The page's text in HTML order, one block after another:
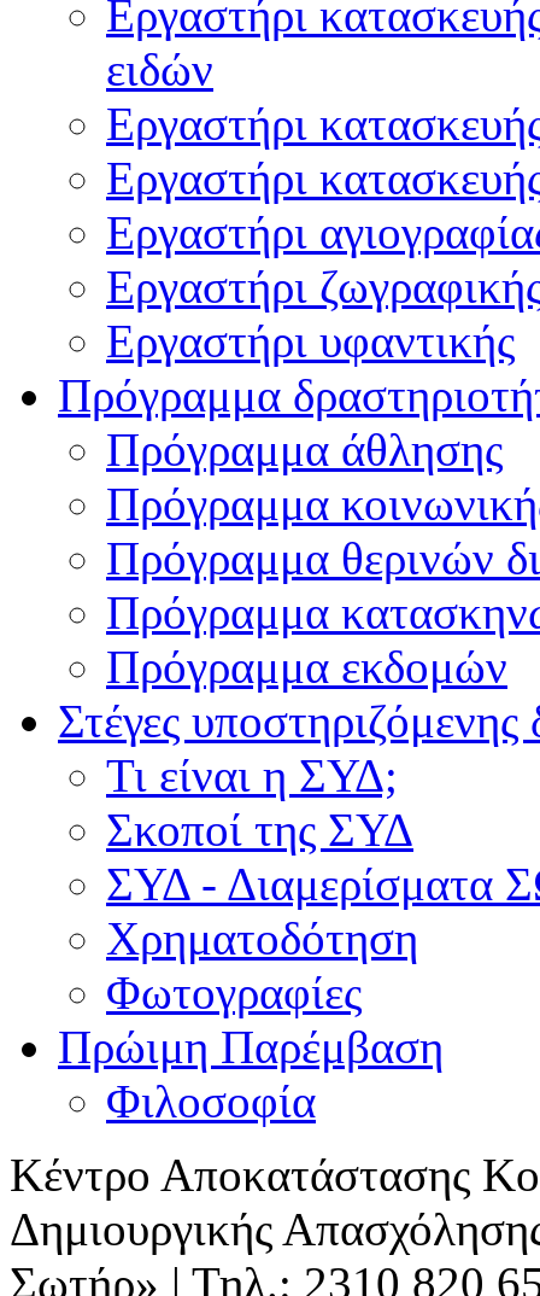
Εργαστήρι
ειδών
Εργαστήρι
Εργαστήρι
Εργαστήρι
Εργαστήρι
Εργαστήρι υφαντικής
Πρόγραμμα
Πρόγραμμα άθλησης
Πρόγραμμα
Πρόγραμμα θερινών
Πρόγραμμα
Πρόγραμμα εκδομών
Στέγες υποστηριζόμενης
Τι είναι η ΣΥΔ;
Σκοποί της ΣΥΔ
ΣΥΔ - Διαμερίσματα
Χρηματοδότηση
Φωτογραφίες
Πρώιμη Παρέμβαση
Φιλοσοφία
Κέντρο Αποκατάστασης
Δημιουργικής
Σωτήρ» | Τηλ.: 2310 820